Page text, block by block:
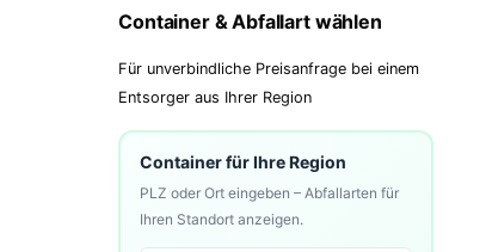
Container & Abfallart wählen
Für unverbindliche Preisanfrage bei einem
Entsorger aus Ihrer Region
Container für Ihre Region
PLZ oder Ort eingeben – Abfallarten für
Ihren Standort anzeigen.